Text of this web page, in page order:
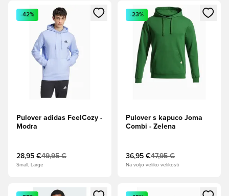
Odpre Modal za prijavo ali vpis kot član
-42%
Pulover adidas FeelCozy -
Modra
28,95 €49,95 €
Small, Large
Odpre Modal za prijavo ali
-23%
Pulover s kapuco Joma
Combi - Zelena
36,95 €47,95 €
Na voljo veliko velikosti
Odpre Modal za prijavo ali vpis kot članOdpre Modal za prijavo ali